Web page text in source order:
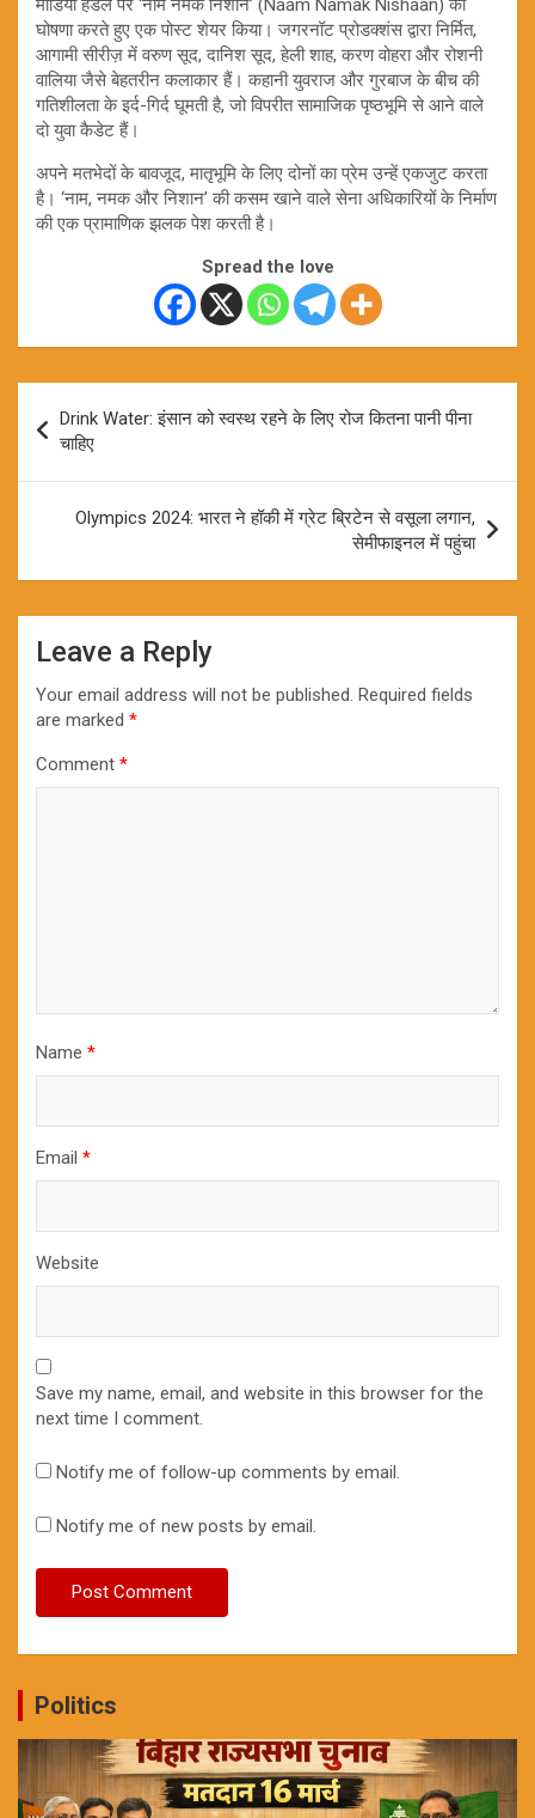
घोषणा करते हुए एक पोस्ट शेयर किया। जगरनॉट प्रोडक्शंस द्वारा निर्मित,
आगामी सीरीज़ में वरुण सूद, दानिश सूद, हेली शाह, करण वोहरा और रोशनी
वालिया जैसे बेहतरीन कलाकार हैं। कहानी युवराज और गुरबाज के बीच की
गतिशीलता के इर्द-गिर्द घूमती है, जो विपरीत सामाजिक पृष्ठभूमि से आने वाले
दो युवा कैडेट हैं।
अपने मतभेदों के बावजूद, मातृभूमि के लिए दोनों का प्रेम उन्हें एकजुट करता
है। ‘नाम, नमक और निशान’ की कसम खाने वाले सेना अधिकारियों के निर्माण
की एक प्रामाणिक झलक पेश करती है।
Spread the love
navigation
Drink Water: इंसान को स्वस्थ रहने के लिए रोज कितना पानी पीना
चाहिए
Olympics 2024: भारत ने हॉकी में ग्रेट ब्रिटेन से वसूला लगान,
सेमीफाइनल में पहुंचा
Leave a Reply
Your email address will not be published. Required fields
are marked *
Comment *
Name *
Email *
Website
Save my name, email, and website in this browser for the
next time I comment.
Notify me of follow-up comments by email.
Notify me of new posts by email.
Politics